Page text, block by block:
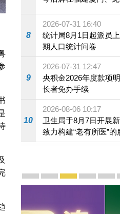
8
2026-07-31 16:40
统计局8月1日起派员上门 协助住户完成
期人口统计问卷
9
2026-07-31 12:47
央积金2026年度款项明起接
长者免办手续
10
2026-08-06 10:17
卫生局于8月7日开展
致力构建“老有所医”的
宣传及推广
赓续中葡传统友谊 续
澳门名片集
行政长官岑
施政特
澳